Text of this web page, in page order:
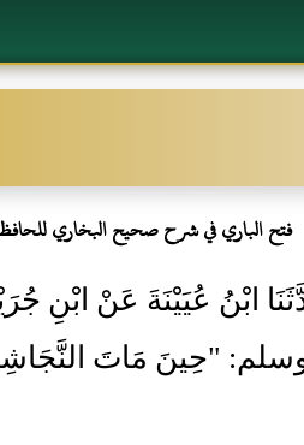
فتح الباري في شرح صحيح البخاري
حَدَّثَنَا ابْنُ عُيَيْنَةَ
"حِينَ مَاتَ